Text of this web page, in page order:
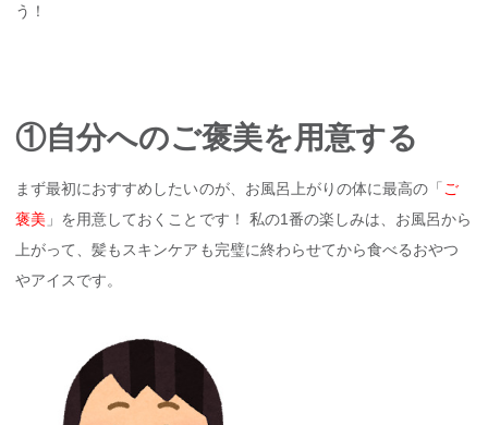
う！
①自分へのご褒美を用意する
まず最初におすすめしたいのが、お風呂上がりの体に最高の「 ご
褒美 」を用意しておくことです！ 私の1番の楽しみは、お風呂から
上がって、髪もスキンケアも完璧に終わらせてから食べるおやつ
やアイスです。